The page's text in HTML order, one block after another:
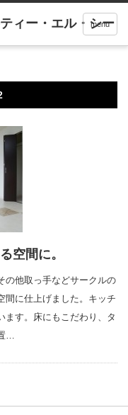
menu
空間に。
の他取っ手などサークルの
間に仕上げました。キッチ
ます。床にもこだわり、タ
…